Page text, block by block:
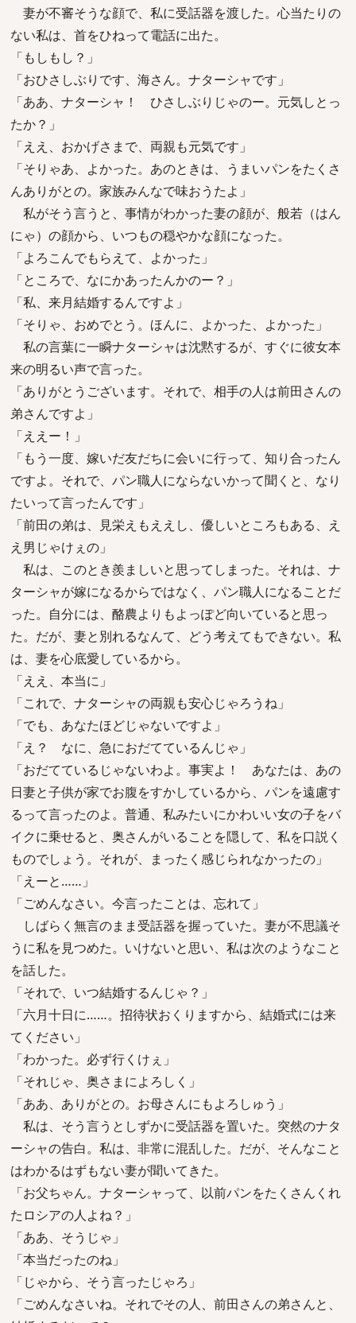
妻が不審そうな顔で、私に受話器を渡した。心当たりの
ない私は、首をひねって電話に出た。
「もしもし？」
「おひさしぶりです、海さん。ナターシャです」
「ああ、ナターシャ！ ひさしぶりじゃのー。元気しとっ
たか？」
「ええ、おかげさまで、両親も元気です」
「そりゃあ、よかった。あのときは、うまいパンをたくさ
んありがとの。家族みんなで味おうたよ」
私がそう言うと、事情がわかった妻の顔が、般若（はん
にゃ）の顔から、いつもの穏やかな顔になった。
「よろこんでもらえて、よかった」
「ところで、なにかあったんかのー？」
「私、来月結婚するんですよ」
「そりゃ、おめでとう。ほんに、よかった、よかった」
私の言葉に一瞬ナターシャは沈黙するが、すぐに彼女本
来の明るい声で言った。
「ありがとうございます。それで、相手の人は前田さんの
弟さんですよ」
「ええー！」
「もう一度、嫁いだ友だちに会いに行って、知り合ったん
ですよ。それで、パン職人にならないかって聞くと、なり
たいって言ったんです」
「前田の弟は、見栄えもええし、優しいところもある、え
え男じゃけぇの」
私は、このとき羨ましいと思ってしまった。それは、ナ
ターシャが嫁になるからではなく、パン職人になることだ
った。自分には、酪農よりもよっぽど向いていると思っ
た。だが、妻と別れるなんて、どう考えてもできない。私
は、妻を心底愛しているから。
「ええ、本当に」
「これで、ナターシャの両親も安心じゃろうね」
「でも、あなたほどじゃないですよ」
「え？ なに、急におだてているんじゃ」
「おだてているじゃないわよ。事実よ！ あなたは、あの
日妻と子供が家でお腹をすかしているから、パンを遠慮す
るって言ったのよ。普通、私みたいにかわいい女の子をバ
イクに乗せると、奥さんがいることを隠して、私を口説く
ものでしょう。それが、まったく感じられなかったの」
「えーと……」
「ごめんなさい。今言ったことは、忘れて」
しばらく無言のまま受話器を握っていた。妻が不思議そ
うに私を見つめた。いけないと思い、私は次のようなこと
を話した。
「それで、いつ結婚するんじゃ？」
「六月十日に……。招待状おくりますから、結婚式には来
てください」
「わかった。必ず行くけぇ」
「それじゃ、奥さまによろしく」
「ああ、ありがとの。お母さんにもよろしゅう」
私は、そう言うとしずかに受話器を置いた。突然のナタ
ーシャの告白。私は、非常に混乱した。だが、そんなこと
はわかるはずもない妻が聞いてきた。
「お父ちゃん。ナターシャって、以前パンをたくさんくれ
たロシアの人よね？」
「ああ、そうじゃ」
「本当だったのね」
「じゃから、そう言ったじゃろ」
「ごめんなさいね。それでその人、前田さんの弟さんと、